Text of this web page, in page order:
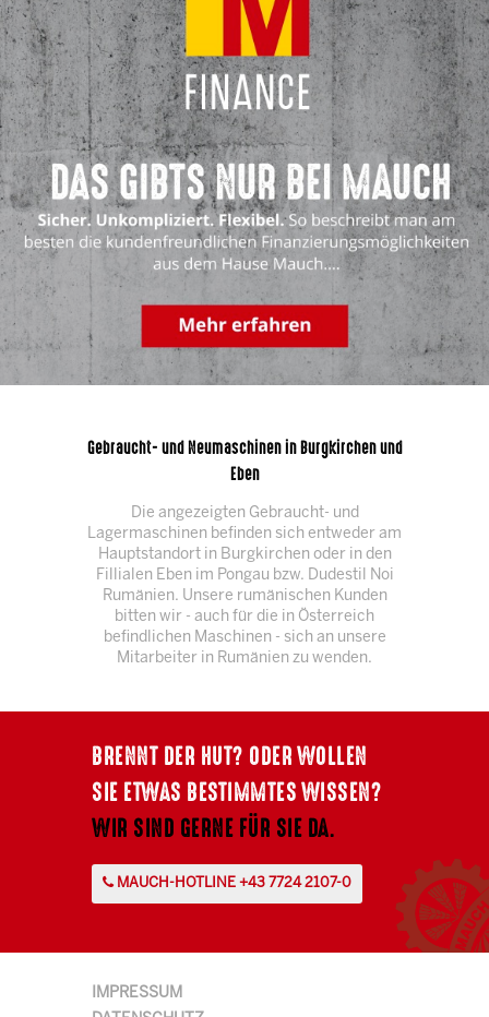
Gebraucht- und Neumaschinen in Burgkirchen und
Eben
Die angezeigten Gebraucht- und
Lagermaschinen befinden sich entweder am
Hauptstandort in Burgkirchen oder in den
Fillialen Eben im Pongau bzw. Dudestil Noi
Rumänien. Unsere rumänischen Kunden
bitten wir - auch für die in Österreich
befindlichen Maschinen - sich an unsere
Mitarbeiter in Rumänien zu wenden.
BRENNT DER HUT? ODER WOLLEN
SIE ETWAS BESTIMMTES WISSEN?
WIR SIND GERNE FÜR SIE DA.
MAUCH-HOTLINE +43 7724 2107-0
IMPRESSUM